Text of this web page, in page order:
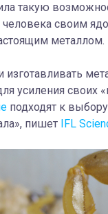
такую
человека своим
металлом.
усиления своих
подходят к
пишет IFL